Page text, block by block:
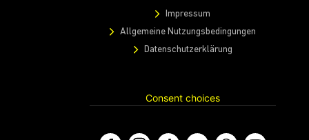
Impressum
Allgemeine Nutzungsbedingungen
Datenschutzerklärung
Consent choices